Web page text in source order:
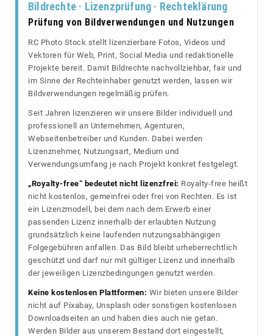
Bildrechte · Lizenzprüfung · Rechteklärung
Prüfung von Bildverwendungen und Nutzungen
RC Photo Stock stellt lizenzierbare Fotos, Videos und
Vektoren für Web, Print, Social Media und redaktionelle
Projekte bereit. Damit Bildrechte nachvollziehbar, fair und
im Sinne der Rechteinhaber genutzt werden, lassen wir
Bildverwendungen regelmäßig prüfen.
Seit Jahren lizenzieren wir unsere Bilder individuell und
professionell an Unternehmen, Agenturen,
Webseitenbetreiber und Kunden. Dabei werden
Lizenznehmer, Nutzungsart, Medium und
Verwendungsumfang je nach Projekt konkret festgelegt.
„Royalty-free“ bedeutet nicht lizenzfrei: Royalty-free heißt
nicht kostenlos, gemeinfrei oder frei von Rechten. Es ist
ein Lizenzmodell, bei dem nach dem Erwerb einer
passenden Lizenz innerhalb der erlaubten Nutzung
grundsätzlich keine laufenden nutzungsabhängigen
Folgegebühren anfallen. Das Bild bleibt urheberrechtlich
geschützt und darf nur mit gültiger Lizenz und innerhalb
der jeweiligen Lizenzbedingungen genutzt werden.
Keine kostenlosen Plattformen: Wir bieten unsere Bilder
nicht auf Pixabay, Unsplash oder sonstigen kostenlosen
Downloadseiten an und haben dies auch nie getan.
Werden Bilder aus unserem Bestand dort eingestellt,